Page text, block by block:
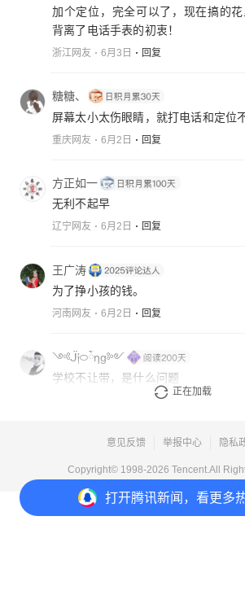
打开腾讯新闻，看更多
加个定位，完全可以了，现在搞的
背离了电话手表的初衷！
浙江网友 6月3日 回复
糖糖、
屏幕太小太伤眼睛，就打电话和定位
重庆网友 6月2日 回复
方正如一
无利不起早
辽宁网友 6月2日 回复
王广涛
为了挣小孩的钱。
河南网友 6月2日 回复
༺ᒏ༏࿀ོηg༻
学校不让带，是什么问题
回复
正在加载
意见反馈 举报中心 隐私
Copyright© 1998-2026 Tencent.All